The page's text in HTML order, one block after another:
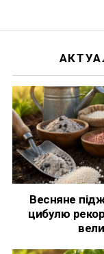
Весняне
цибулю